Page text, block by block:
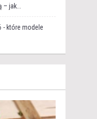
jak...
- które modele